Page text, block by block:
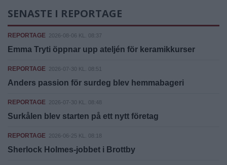
SENASTE I REPORTAGE
REPORTAGE 2026-08-06 KL. 08:37
Emma Tryti öppnar upp ateljén för keramikkurser
REPORTAGE 2026-07-30 KL. 08:51
Anders passion för surdeg blev hemmabageri
REPORTAGE 2026-07-30 KL. 08:48
Surkålen blev starten på ett nytt företag
REPORTAGE 2026-06-25 KL. 08:18
Sherlock Holmes-jobbet i Brottby